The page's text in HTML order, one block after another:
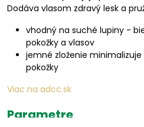
Dodáva vlasom zdravý lesk a
vhodný na suché lupiny -
pokožky a vlasov
jemné zloženie
pokožky
Viac na adcc.sk
Parametre